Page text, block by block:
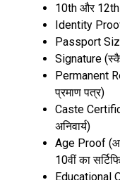
10th और
Identity Proof
Passport
Signature
Permanent
प्रमाण पत्र)
Caste
अनिवार्य)
Age Proof
10वीं का
Educational